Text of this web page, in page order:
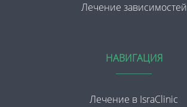
Лечение зависимостей
НАВИГАЦИЯ
Лечение в IsraClinic